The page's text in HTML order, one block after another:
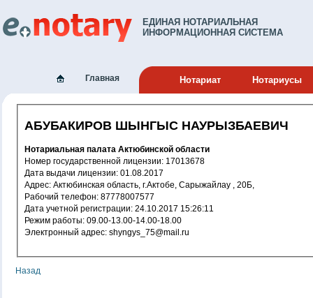
ЕДИНАЯ НОТАРИАЛЬНАЯ
ИНФОРМАЦИОННАЯ СИСТЕМА
Главная Нотариат Нотариусы
АБУБАКИРОВ ШЫНГЫС НАУРЫЗБАЕВИЧ
Нотариальная палата Актюбинской области
Номер государственной лицензии: 17013678
Дата выдачи лицензии: 01.08.2017
Адрес: Актюбинская область, г.Актобе, Сарыжайлау , 20Б,
Рабочий телефон: 87778007577
Дата учетной регистрации: 24.10.2017 15:26:11
Режим работы: 09.00-13.00-14.00-18.00
Электронный адрес: shyngys_75@mail.ru
Назад